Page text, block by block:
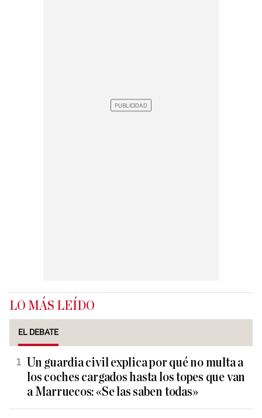
LO MÁS LEÍDO
EL DEBATE
Un guardia civil explica por qué no multa a
los coches cargados hasta los topes que van
a Marruecos: «Se las saben todas»